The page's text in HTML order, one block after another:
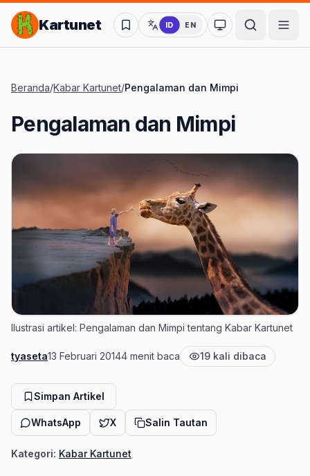
Lompat ke Konten Utama
Kartunet ID EN
Ubah ke mode
Beranda/Kabar Kartunet/Pengalaman dan Mimpi
Pengalaman dan Mimpi
Ilustrasi artikel: Pengalaman dan Mimpi tentang Kabar Kartunet
Penulis
tyasetaTanggal terbit
13 Februari 2014Estimasi waktu baca
4 menit baca Jumlah pembaca
19 kali dibaca
Simpan Artikel
WhatsApp X Salin Tautan
Kategori: Kabar Kartunet